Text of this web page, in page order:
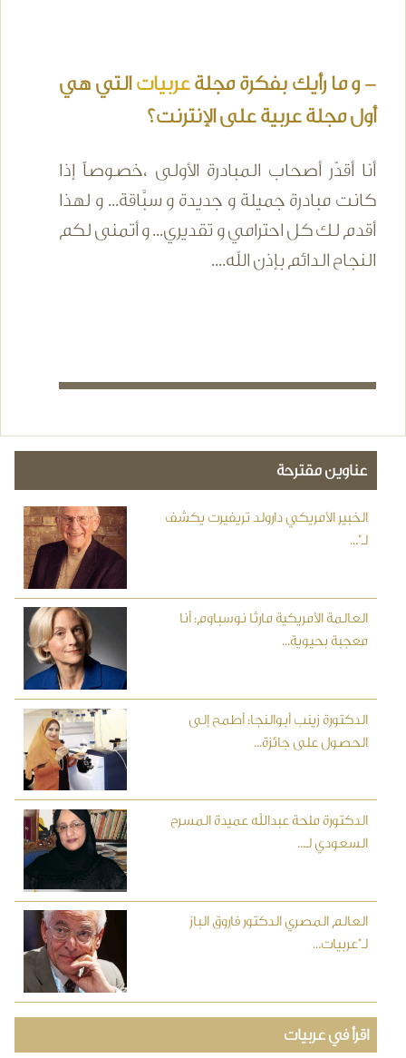
- و ما رأيك بفكرة مجلةعربياتالتي هي
أول مجلة عربية على الإنترنت؟
أنا أقدّر أصحاب المبادرة الأولى ،خصوصاً إذا
كانت مبادرة جميلة و جديدة و سبَّاقة... و لهذا
أقدم لك كل احترامي و تقديري... و أتمنى لكم
النجاح الدائم بإذن الله....
عناوين مقترحة
الخبير الأمريكي دارولد تريفيرت يكشف
لـ"...
العالمة الأمريكية مارثا نوسباوم: أنا
معجبة بحيوية...
الدكتورة زينب أبوالنجا: أطمح إلى
الحصول على جائزة...
الدكتورة ملحة عبدالله عميدة المسرح
السعودي لـ...
العالم المصري الدكتور فاروق الباز
لـ"عربيات...
اقرأ في عربيات